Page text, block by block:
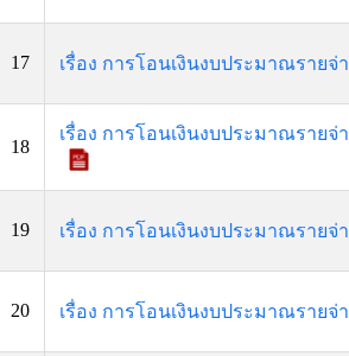
17 เรื่อง การโอนเงินงบประมาณราย
18
เรื่อง การโอนเงินงบประมาณราย
19 เรื่อง การโอนเงินงบประมาณราย
20 เรื่อง การโอนเงินงบประมาณรายจ่